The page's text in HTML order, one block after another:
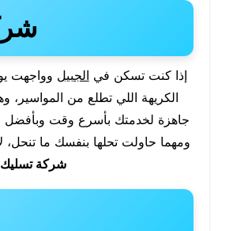
إذا كنت تسكن في الجبيل وواجهت
الكريهة اللي تطلع من المواسير،
جاهزة لخدمتك بأسرع وقت وبأفضل
ومهما حاولت تحلها بنفسك ما تنحل،
شركة تسليك